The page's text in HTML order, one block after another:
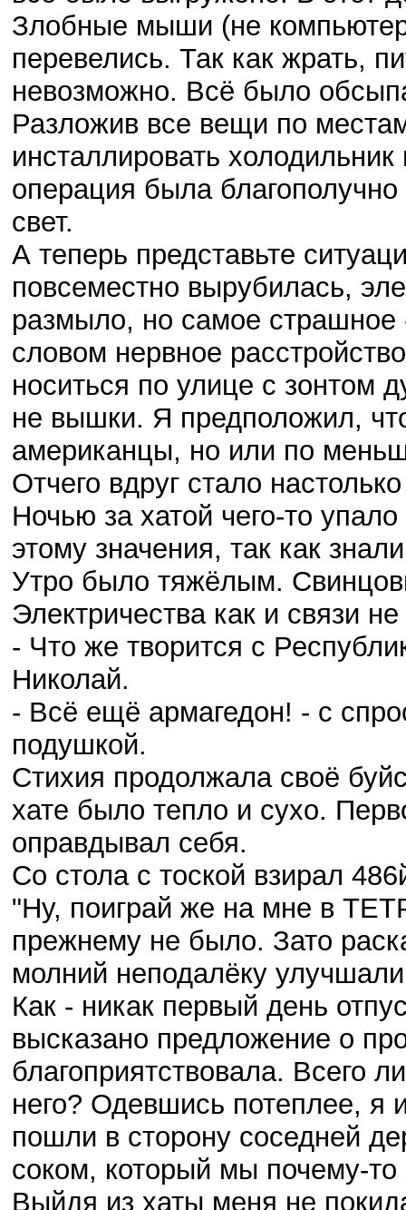
Злобные мыши (не
перевелись. Так как жрать,
невозможно. Всё было
Разложив все вещи по
инсталлировать
операция была
свет.
А теперь представьте
повсеместно вырубилась,
размыло, но самое
словом нервное
носиться по улице с зонтом
не вышки. Я предположил,
американцы, но или по
Отчего вдруг стало
Ночью за хатой чего-то
этому значения, так как
Утро было тяжёлым.
Электричества как и связи
- Что же творится с
Николай.
- Всё ещё армагедон! - с
подушкой.
Стихия продолжала своё
хате было тепло и сухо.
оправдывал себя.
Со стола с тоской взирал
"Ну, поиграй же на мне в
прежнему не было. Зато
молний неподалёку
Как - никак первый день
высказано предложение о
благоприятствовала. Всего
него? Одевшись потеплее, я
пошли в сторону соседней
соком, который мы почему-то
Выйдя из хаты меня не